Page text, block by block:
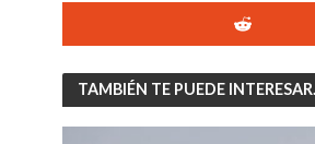
TAMBIÉN TE PUEDE